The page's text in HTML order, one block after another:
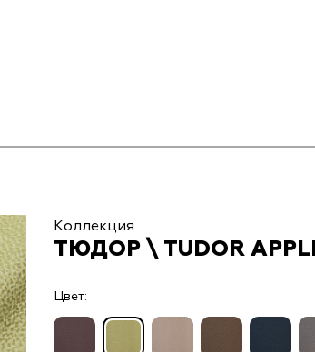
Коллекция
ТЮДОР \ TUDOR
Цвет: